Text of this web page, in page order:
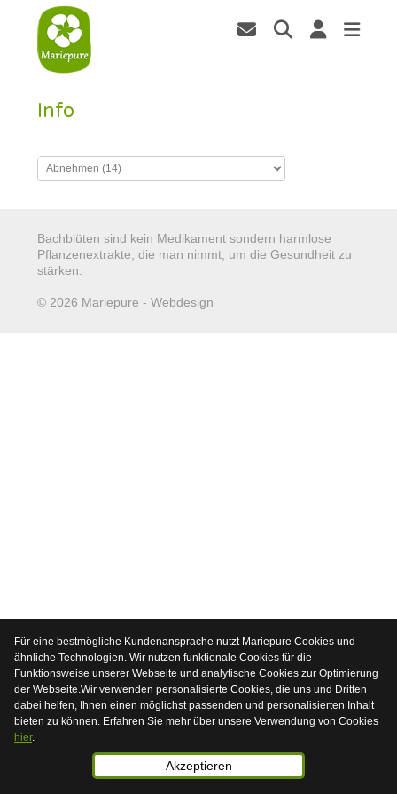
Info
Bachblüten sind kein Medikament sondern harmlose
Pflanzenextrakte, die man nimmt, um die Gesundheit zu
stärken.
© 2026 Mariepure - Webdesign
Für eine bestmögliche Kundenansprache nutzt Mariepure Cookies und
ähnliche Technologien. Wir nutzen funktionale Cookies für die
Funktionsweise unserer Webseite und analytische Cookies zur Optimierung
der Webseite.Wir verwenden personalisierte Cookies, die uns und Dritten
dabei helfen, Ihnen einen möglichst passenden und personalisierten Inhalt
bieten zu können. Erfahren Sie mehr über unsere Verwendung von Cookies
hier.
Akzeptieren